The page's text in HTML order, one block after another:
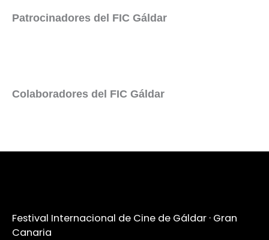
Patrocinadores del FIC Gáldar
Colaboradores del FIC Gáldar
Festival Internacional de Cine de Gáldar · Gran
Canaria